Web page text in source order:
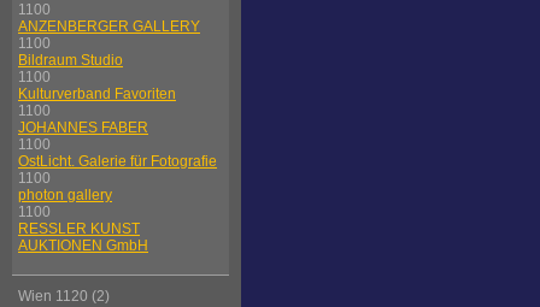
1100
ANZENBERGER GALLERY
1100
Bildraum Studio
1100
Kulturverband Favoriten
1100
JOHANNES FABER
1100
OstLicht. Galerie für Fotografie
1100
photon gallery
1100
RESSLER KUNST
AUKTIONEN GmbH
Wien 1120 (2)